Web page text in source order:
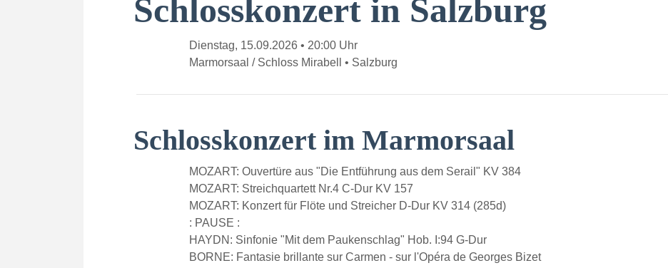
Schlosskonzert in Salzburg
Dienstag, 15.09.2026 • 20:00 Uhr
Marmorsaal / Schloss Mirabell • Salzburg
Schlosskonzert im Marmorsaal
MOZART: Ouvertüre aus "Die Entführung aus dem Serail" KV 384
MOZART: Streichquartett Nr.4 C-Dur KV 157
MOZART: Konzert für Flöte und Streicher D-Dur KV 314 (285d)
: PAUSE :
HAYDN: Sinfonie "Mit dem Paukenschlag" Hob. I:94 G-Dur
BORNE: Fantasie brillante sur Carmen - sur l'Opéra de Georges Bizet